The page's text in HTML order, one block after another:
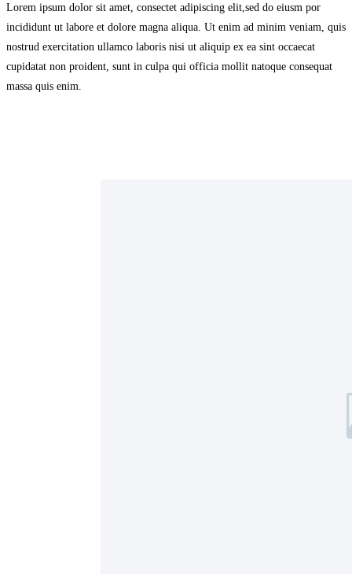
Lorem ipsum dolor sit amet, consectet adipiscing elit,sed do eiusm por
incididunt ut labore et dolore magna aliqua. Ut enim ad minim veniam, quis
nostrud exercitation ullamco laboris nisi ut aliquip ex ea sint occaecat
cupidatat non proident, sunt in culpa qui officia mollit natoque consequat
massa quis enim.